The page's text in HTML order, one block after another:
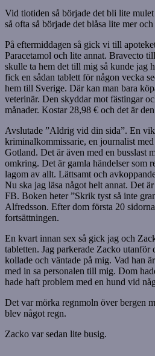
Vid tiotiden så började det bli lite
så ofta så började det blåsa lite mer
På eftermiddagen så gick vi till
Paracetamol och lite annat. Bravecto
skulle ta hem det till mig så kunde jag
fick en sådan tablett för någon vecka
hem till Sverige. Där kan man bara
veterinär. Den skyddar mot fästingar
månader. Kostar 28,98 € och det är
Avslutade ”Aldrig vid din sida”. En
kriminalkommissarie, en journalist
Gotland. Det är även med en busslast
omkring. Det är gamla händelser som
lagom av allt. Lättsamt och
Nu ska jag läsa något helt annat. Det
FB. Boken heter ”Skrik tyst så inte
Alfredsson. Efter dom första 20
fortsättningen.
En kvart innan sex så gick jag och
tabletten. Jag parkerade Zacko utanför
kollade och väntade på mig. Vad han
med in sa personalen till mig. Dom
hade haft problem med en hund vid
Det var mörka regnmoln över bergen
blev något regn.
Zacko var sedan lite busig.